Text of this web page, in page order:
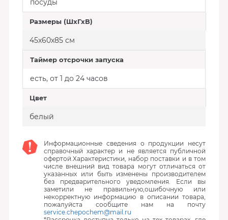
посуды
Размеры (ШхГхВ)
45x60x85 см
Таймер отсрочки запуска
есть, от 1 до 24 часов
Цвет
белый
Информационные сведения о продукции несут
справочный характер и не является публичной
офертой.Характеристики, набор поставки и в том
числе внешний вид товара могут отличаться от
указанных или быть изменены производителем
без предварительного уведомления. Если вы
заметили не правильную,ошибочную или
некорректную информацию в описании товара,
пожалуйста сообщите нам на почту
service.chepochem@mail.ru